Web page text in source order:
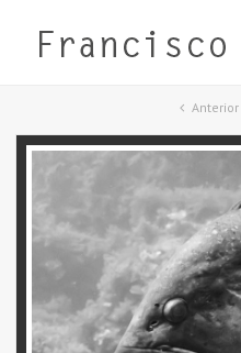
Anterior